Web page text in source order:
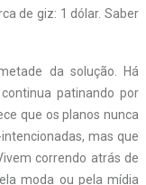
de giz: 1 dólar. Saber
da solução. Há
patinando por
que os planos nunca
mas que
correndo atrás de
moda ou pela mídia